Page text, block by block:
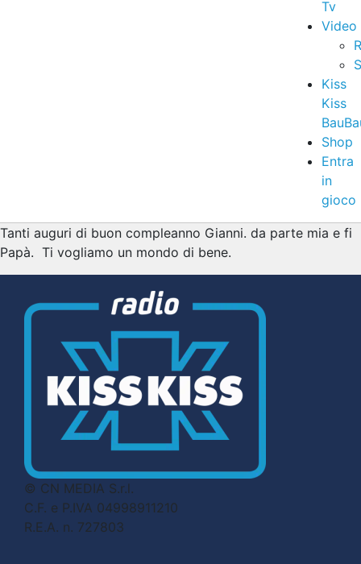
Tv
Video
Kiss
Kiss
Shop
Entra
in
gioco
Tanti auguri di buon compleanno Gianni. da parte mia e fi
Papà. Ti vogliamo un mondo di bene.
© CN MEDIA S.r.l.
C.F. e P.IVA 04998911210
R.E.A. n. 727803